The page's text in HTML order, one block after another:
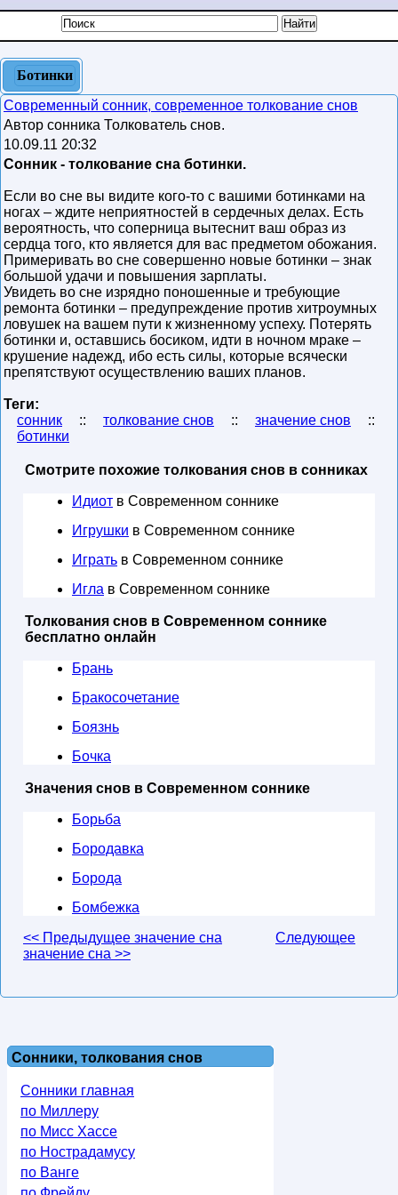
Ботинки
Современный сонник, современное толкование снов
Автор сонника Толкователь снов.
10.09.11 20:32
Сонник - толкование сна ботинки.
Если во сне вы видите кого-то с вашими ботинками на
ногах – ждите неприятностей в сердечных делах. Есть
вероятность, что соперница вытеснит ваш образ из
сердца того, кто является для вас предметом обожания.
Примеривать во сне совершенно новые ботинки – знак
большой удачи и повышения зарплаты.
Увидеть во сне изрядно поношенные и требующие
ремонта ботинки – предупреждение против хитроумных
ловушек на вашем пути к жизненному успеху. Потерять
ботинки и, оставшись босиком, идти в ночном мраке –
крушение надежд, ибо есть силы, которые всячески
препятствуют осуществлению ваших планов.
Теги:
сонник
:: толкование снов :: значение снов
::
ботинки
Смотрите похожие толкования снов в сонниках
Идиот в Современном соннике
Игрушки в Современном соннике
Играть в Современном соннике
Игла в Современном соннике
Толкования снов в Современном соннике
бесплатно онлайн
Брань
Бракосочетание
Боязнь
Бочка
Значения снов в Современном соннике
Борьба
Бородавка
Борода
Бомбежка
<< Предыдущее значение сна
Следующее
значение сна >>
Сонники, толкования снов
Сонники главная
по Миллеру
по Мисс Хассе
по Нострадамусу
по Ванге